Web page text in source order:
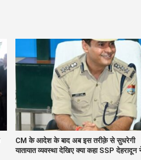
CM के आदेश के बाद अब इस तरीक़े से सुधरेगी
यातायात व्यवस्था देखिए क्या कहा SSP देहरादून